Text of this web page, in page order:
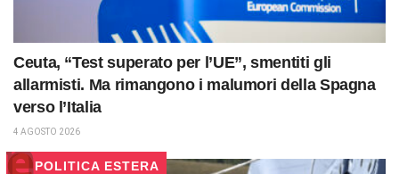
Ceuta, “Test superato per l’UE”, smentiti gli
allarmisti. Ma rimangono i malumori della Spagna
verso l’Italia
4 AGOSTO 2026
POLITICA ESTERA